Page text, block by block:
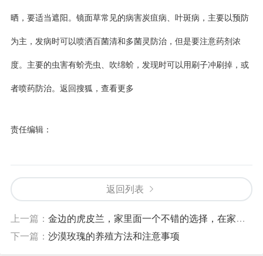
晒，要适当遮阳。镜面草常见的病害炭疽病、叶斑病，主要以预防
为主，发病时可以喷洒百菌清和多菌灵防治，但是要注意药剂浓
度。主要的虫害有蚧壳虫、吹绵蚧，发现时可以用刷子冲刷掉，或
者喷药防治。 返回搜狐，查看更多
责任编辑：
返回列表
上一篇： 金边的虎皮兰，家里面一个不错的选择，在家轻松的种植不是特别难
下一篇： 沙漠玫瑰的养殖方法和注意事项